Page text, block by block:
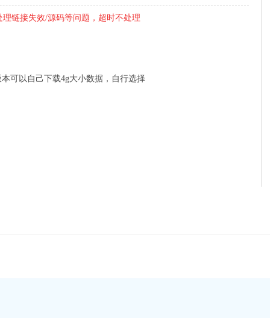
链接失效/源码等问题，超时不处理
可以自己下载4g大小数据，自行选择